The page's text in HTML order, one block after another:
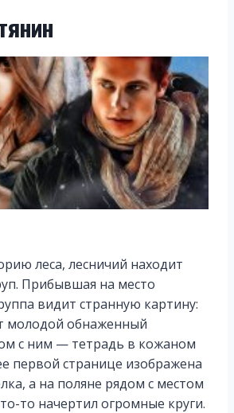
леса, лесничий находит
Прибывшая на место
видит странную картину:
молодой обнаженный
с ним — тетрадь в кожаном
первой странице изображена
а на поляне рядом с местом
то начертил огромные круги.